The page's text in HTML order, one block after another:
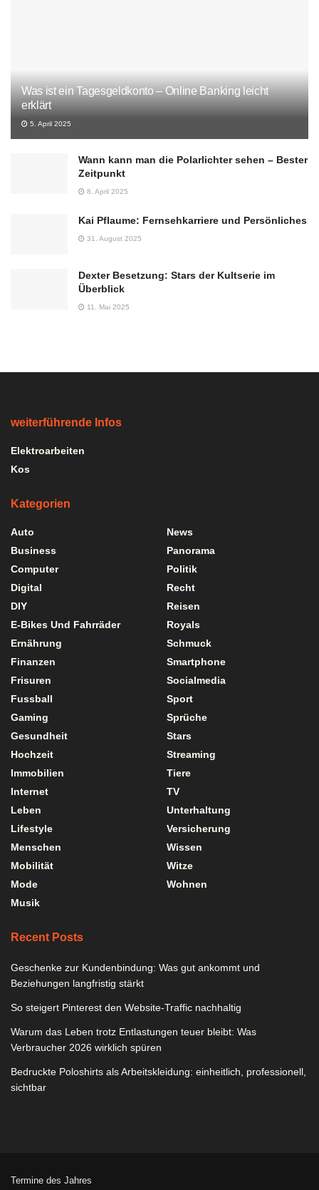
Was ist ein Tagesgeldkonto – Online Banking leicht
erklärt
5. April 2025
Wann kann man die Polarlichter sehen – Bester
Zeitpunkt
8. April 2025
Kai Pflaume: Fernsehkarriere und Persönliches
31. August 2025
Dexter Besetzung: Stars der Kultserie im
Überblick
11. Mai 2025
weiterführende Infos
Elektroarbeiten
Kos
Kategorien
Auto
Business
Computer
Digital
DIY
E-Bikes Und Fahrräder
Ernährung
Finanzen
Frisuren
Fussball
Gaming
Gesundheit
Hochzeit
Immobilien
Internet
Leben
Lifestyle
Menschen
Mobilität
Mode
Musik
News
Panorama
Politik
Recht
Reisen
Royals
Schmuck
Smartphone
Socialmedia
Sport
Sprüche
Stars
Streaming
Tiere
TV
Unterhaltung
Versicherung
Wissen
Witze
Wohnen
Recent Posts
Geschenke zur Kundenbindung: Was gut ankommt und
Beziehungen langfristig stärkt
So steigert Pinterest den Website-Traffic nachhaltig
Warum das Leben trotz Entlastungen teuer bleibt: Was
Verbraucher 2026 wirklich spüren
Bedruckte Poloshirts als Arbeitskleidung: einheitlich, professionell,
sichtbar
Termine des Jahres